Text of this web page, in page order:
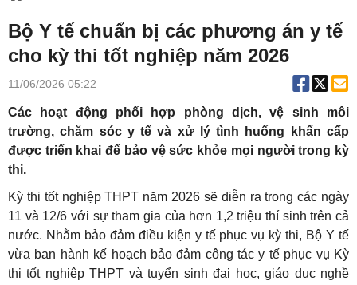
Bộ Y tế chuẩn bị các phương án y tế
cho kỳ thi tốt nghiệp năm 2026
11/06/2026 05:22
Các hoạt động phối hợp phòng dịch, vệ sinh môi
trường, chăm sóc y tế và xử lý tình huống khẩn cấp
được triển khai để bảo vệ sức khỏe mọi người trong kỳ
thi.
Kỳ thi tốt nghiệp THPT năm 2026 sẽ diễn ra trong các ngày
11 và 12/6 với sự tham gia của hơn 1,2 triệu thí sinh trên cả
nước. Nhằm bảo đảm điều kiện y tế phục vụ kỳ thi, Bộ Y tế
vừa ban hành kế hoạch bảo đảm công tác y tế phục vụ Kỳ
thi tốt nghiệp THPT và tuyển sinh đại học, giáo dục nghề